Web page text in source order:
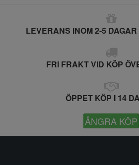
LEVERANS INOM 2-5
FRI FRAKT VID KÖP
ÖPPET KÖP I 14
ÅNGRA KÖP